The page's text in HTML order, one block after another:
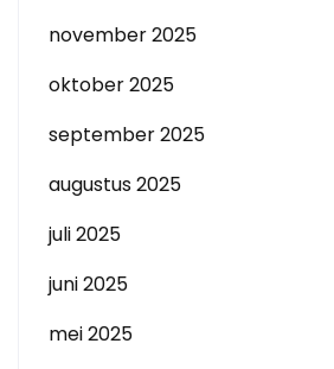
november 2025
oktober 2025
september 2025
augustus 2025
juli 2025
juni 2025
mei 2025